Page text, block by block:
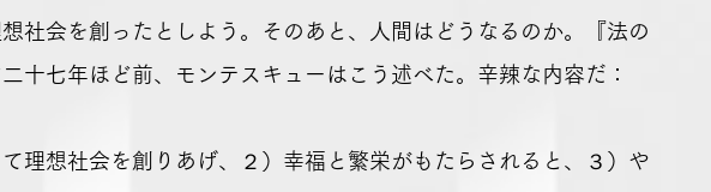
社会を創ったとしよう。そのあと、人間はどうなるのか。『法の
十七年ほど前、モンテスキューはこう述べた。辛辣な内容だ：
想社会を創りあげ、２）幸福と繁栄がもたらされると、３）や